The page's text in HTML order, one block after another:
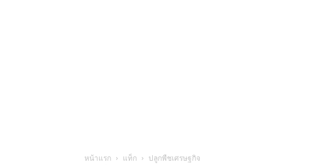
หน้าแรก แท็ก ปลูกพืชเศรษฐกิจ